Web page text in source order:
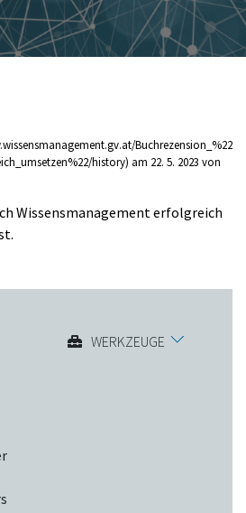
am 22. 5. 2023 von
Wissensmanagement erfolgreich
WERKZEUGE